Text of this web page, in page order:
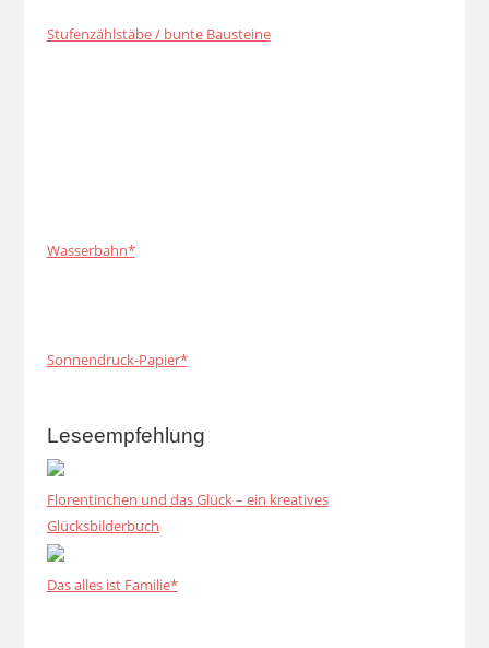
Stufenzählstäbe / bunte Bausteine
Wasserbahn*
Sonnendruck-Papier*
Leseempfehlung
Florentinchen und das Glück – ein kreatives
Glücksbilderbuch
Das alles ist Familie*